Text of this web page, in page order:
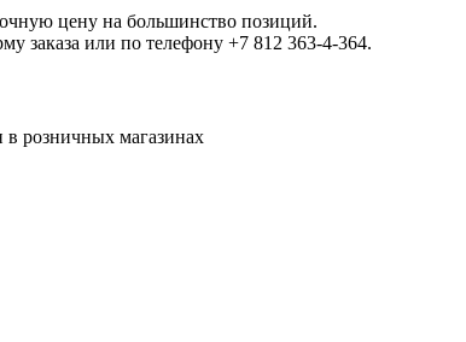
цену на большинство позиций.
заказа или по телефону +7 812 363-4-364.
в розничных магазинах